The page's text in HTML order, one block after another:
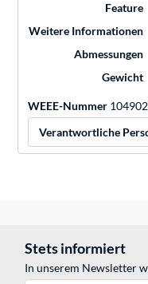
Feature
Weitere Informationen
Abmessungen
Gewicht
WEEE-Nummer
Verantwortliche
Stets informiert
In unserem Newsletter